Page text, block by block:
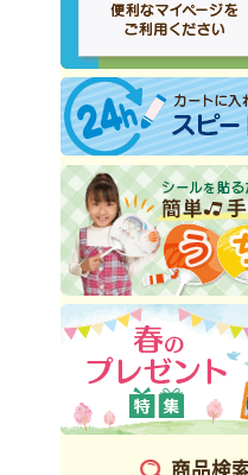
商品検